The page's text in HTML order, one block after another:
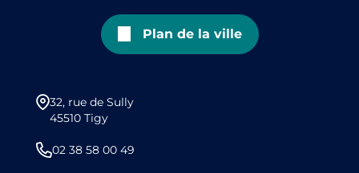
Plan de la ville
32, rue de Sully
45510 Tigy
02 38 58 00 49